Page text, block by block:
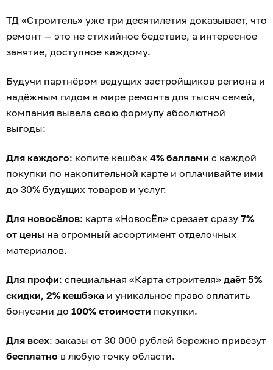
ТД «Строитель» уже три десятилетия доказывает, что
ремонт — это не стихийное бедствие, а интересное
занятие, доступное каждому.
Будучи партнёром ведущих застройщиков региона и
надёжным гидом в мире ремонта для тысяч семей,
компания вывела свою формулу абсолютной
выгоды:
Для каждого: копите кешбэк 4% баллами с каждой
покупки по накопительной карте и оплачивайте ими
до 30% будущих товаров и услуг.
Для новосёлов: карта «НовосЁл» срезает сразу 7%
от цены на огромный ассортимент отделочных
материалов.
Для профи: специальная «Карта строителя» даёт 5%
скидки, 2% кешбэка и уникальное право оплатить
бонусами до 100% стоимости покупки.
Для всех: заказы от 30 000 рублей бережно привезут
бесплатно в любую точку области.